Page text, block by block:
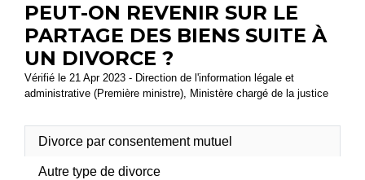
PEUT-ON REVENIR SUR LE
PARTAGE DES BIENS SUITE À
UN DIVORCE ?
Vérifié le 21 Apr 2023 - Direction de l'information légale et
administrative (Première ministre), Ministère chargé de la justice
Divorce par consentement mutuel
Autre type de divorce